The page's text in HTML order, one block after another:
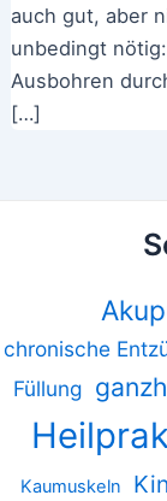
auch gut, aber
unbedingt
Ausbohren
[…]
chronische
Füllung
Kaumuskeln